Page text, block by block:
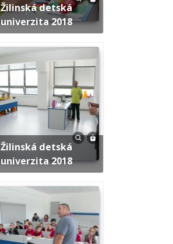
Žilinská detská
univerzita 2018
Žilinská detská
univerzita 2018